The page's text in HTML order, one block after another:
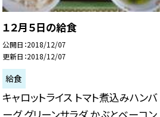
１２月５日の給食
公開日 2018/12/07
更新日 2018/12/07
給食
キャロットライス トマト煮込みハンバ